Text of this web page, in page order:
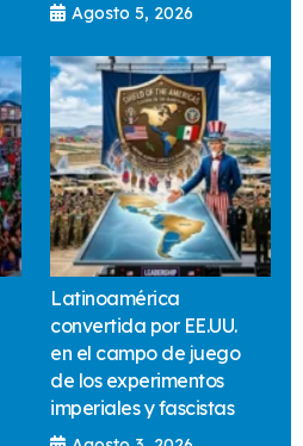
Agosto 5, 2026
Latinoamérica
convertida por EE.UU.
en el campo de juego
de los experimentos
imperiales y fascistas